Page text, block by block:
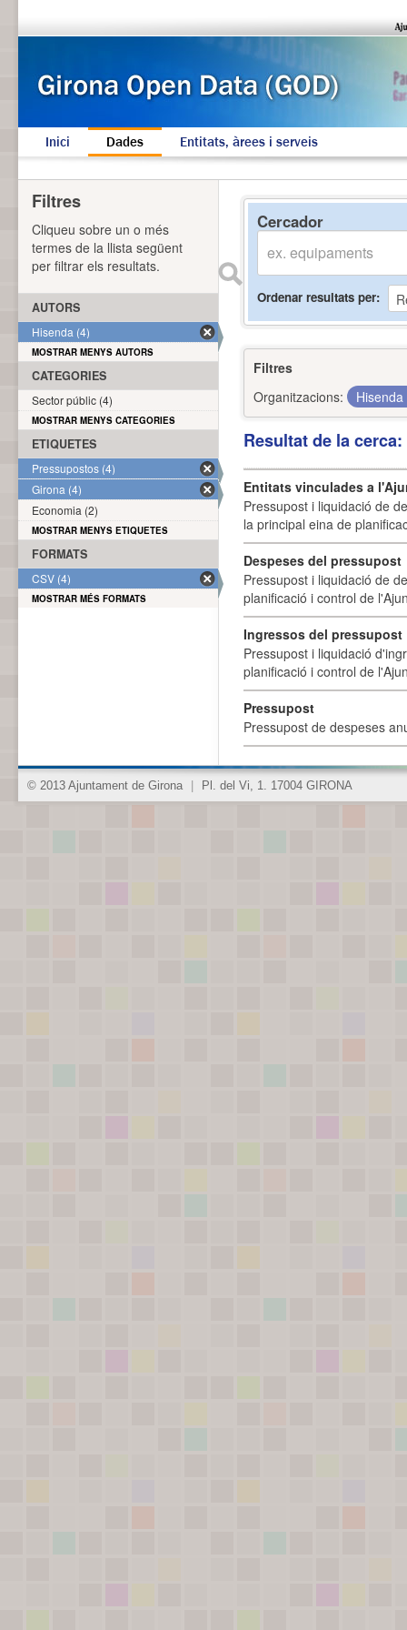
Inici Dades Entitats, àrees i serveis
Cercador
Ordenar resultats per
Filtres
Organitzacions:
Hisenda
Resultat de la
Entitats vinculades a
Pressupost i liquidació de
la principal eina de
Despeses del pressupost
Pressupost i liquidació de
planificació i control de
Ingressos del pressupost
Pressupost i liquidació
planificació i control de
Pressupost
Pressupost de despeses
Filtres
Cliqueu sobre un o més
termes de la llista següent
per filtrar els resultats.
AUTORS
Hisenda (4)
MOSTRAR MENYS AUTORS
CATEGORIES
Sector públic (4)
MOSTRAR MENYS CATEGORIES
ETIQUETES
Pressupostos (4)
Girona (4)
Economia (2)
MOSTRAR MENYS ETIQUETES
FORMATS
CSV (4)
MOSTRAR MÉS FORMATS
© 2013 Ajuntament de Girona Pl. del Vi, 1. 17004 GIRONA